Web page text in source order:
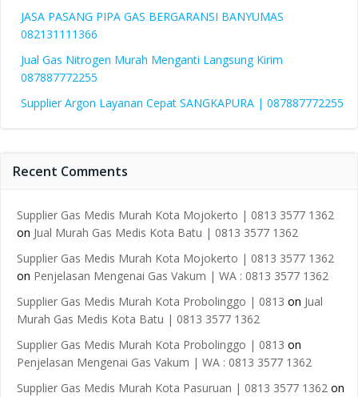
JASA PASANG PIPA GAS BERGARANSI BANYUMAS
082131111366
Jual Gas Nitrogen Murah Menganti Langsung Kirim
087887772255
Supplier Argon Layanan Cepat SANGKAPURA | 087887772255
Recent Comments
Supplier Gas Medis Murah Kota Mojokerto | 0813 3577 1362
on Jual Murah Gas Medis Kota Batu | 0813 3577 1362
Supplier Gas Medis Murah Kota Mojokerto | 0813 3577 1362
on Penjelasan Mengenai Gas Vakum | WA : 0813 3577 1362
Supplier Gas Medis Murah Kota Probolinggo | 0813 on Jual
Murah Gas Medis Kota Batu | 0813 3577 1362
Supplier Gas Medis Murah Kota Probolinggo | 0813 on
Penjelasan Mengenai Gas Vakum | WA : 0813 3577 1362
Supplier Gas Medis Murah Kota Pasuruan | 0813 3577 1362 on